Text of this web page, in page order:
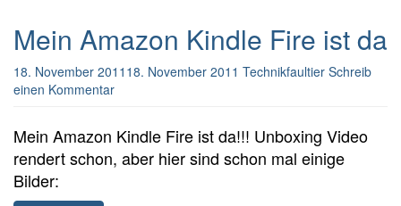
Mein Amazon Kindle Fire ist da
18. November 2011 18. November 2011 Technikfaultier Schreib
einen Kommentar
Mein Amazon Kindle Fire ist da!!! Unboxing Video
rendert schon, aber hier sind schon mal einige
Bilder: